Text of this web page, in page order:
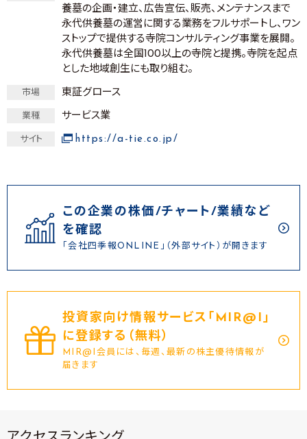
養墓の企画・建立、広告宣伝、販売、メンテナンスまで
永代供養墓の運営に関する業務をフルサポートし、ワン
ストップで提供する寺院コンサルティング事業を展開。
永代供養墓は全国100以上の寺院と提携。寺院を起点
とした地域創生にも取り組む。
市場 東証グロース
業種 サービス業
サイト https://a-tie.co.jp/
この企業の株価/チャート/業績など
を確認
「会社四季報ONLINE」（外部サイト）が開きます
投資家向け情報サービス｢MIR@I｣
に登録する（無料）
MIR@I会員には、毎週、最新の株主優待情報が
届きます